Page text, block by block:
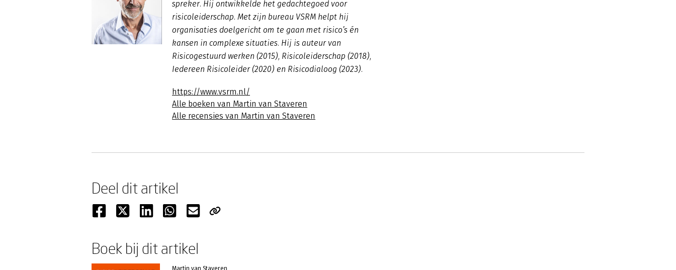
spreker. Hij ontwikkelde het gedachtegoed voor
risicoleiderschap. Met zijn bureau VSRM helpt hij
organisaties doelgericht om te gaan met risico’s én
kansen in complexe situaties. Hij is auteur van
Risicogestuurd werken (2015), Risicoleiderschap (2018),
Iedereen Risicoleider (2020) en Risicodialoog (2023).
https://www.vsrm.nl/
Alle boeken van Martin van Staveren
Alle recensies van Martin van Staveren
Deel dit artikel
Boek bij dit artikel
Martin van Staveren